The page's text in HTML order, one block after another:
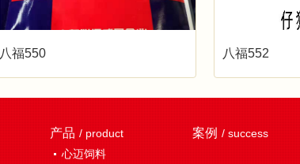
八福550 八福552
产品 / product
心迈饲料
案例 / success